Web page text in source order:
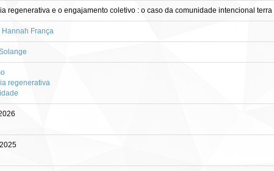
regenerativa e o engajamento coletivo : o caso da comunidade intencional terra
Hannah França
regenerativa